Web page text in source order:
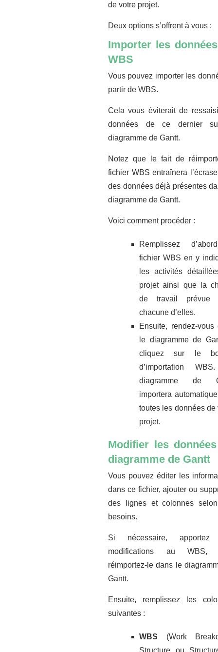
de votre projet.
Deux options s’offrent à vous :
Importer les
WBS
Vous pouvez importer les
partir de WBS.
Cela vous éviterait de
données de ce dernier
diagramme de Gantt.
Notez que le fait de
fichier WBS entraînera
des données déjà présentes
diagramme de Gantt.
Voici comment procéder :
Remplissez
fichier WBS en y
les activités
projet ainsi que la
de travail prévue
chacune d’elles.
Ensuite, rendez-vous
le diagramme de
cliquez sur le
d’importation
diagramme de
importera
toutes les données de
projet.
Modifier les
diagramme de Gantt
Vous pouvez éditer les
dans ce fichier, ajouter ou
des lignes et colonnes
besoins.
Si nécessaire, apportez
modifications au WBS,
réimportez-le dans le
Gantt.
Ensuite, remplissez les
suivantes :
WBS (Work
Structure ou